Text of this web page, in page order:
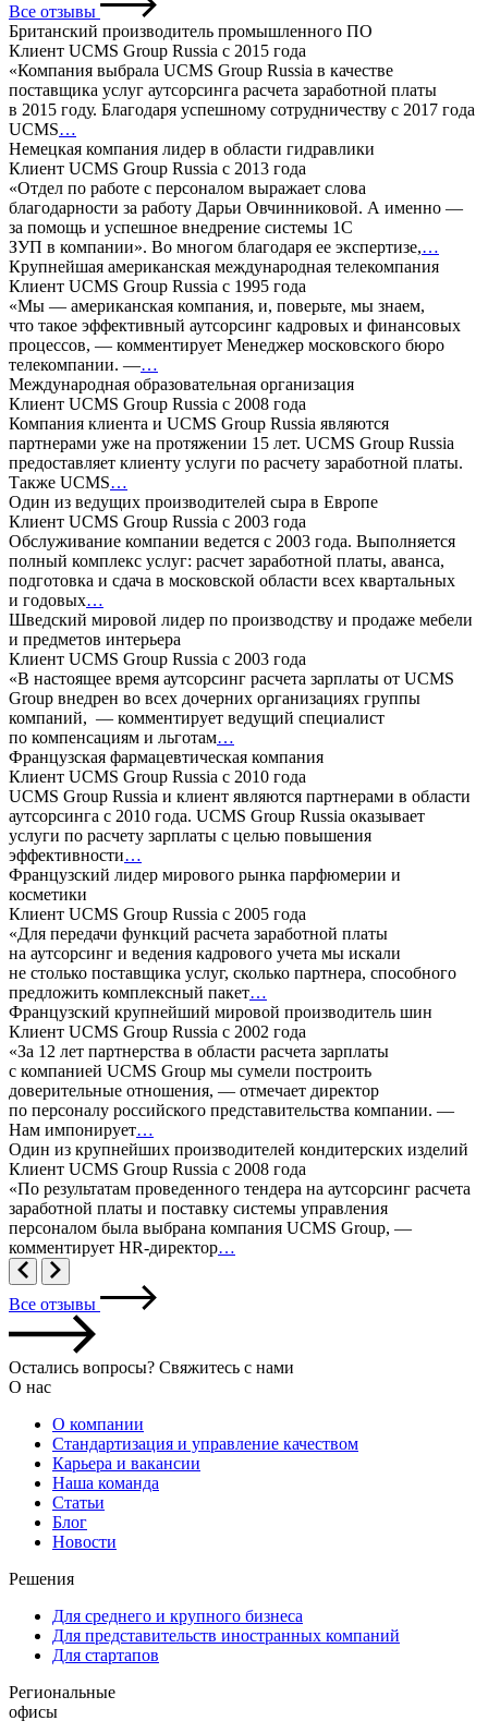
Все отзывы
Британский производитель промышленного ПО
Клиент UCMS Group Russia с 2015 года
«Компания выбрала UCMS Group Russia в качестве
поставщика услуг аутсорсинга расчета заработной платы
в 2015 году. Благодаря успешному сотрудничеству с 2017 года
UCMS…
Немецкая компания лидер в области гидравлики
Клиент UCMS Group Russia с 2013 года
«Отдел по работе с персоналом выражает слова
благодарности за работу Дарьи Овчинниковой. А именно —
за помощь и успешное внедрение системы 1С
ЗУП в компании». Во многом благодаря ее экспертизе,…
Крупнейшая американская международная телекомпания
Клиент UCMS Group Russia с 1995 года
«Мы — американская компания, и, поверьте, мы знаем,
что такое эффективный аутсорсинг кадровых и финансовых
процессов, — комментирует Менеджер московского бюро
телекомпании. —…
Международная образовательная организация
Клиент UCMS Group Russia с 2008 года
Компания клиента и UCMS Group Russia являются
партнерами уже на протяжении 15 лет. UCMS Group Russia
предоставляет клиенту услуги по расчету заработной платы.
Также UCMS…
Один из ведущих производителей сыра в Европе
Клиент UCMS Group Russia с 2003 года
Обслуживание компании ведется с 2003 года. Выполняется
полный комплекс услуг: расчет заработной платы, аванса,
подготовка и сдача в московской области всех квартальных
и годовых…
Шведский мировой лидер по производству и продаже мебели
и предметов интерьера
Клиент UCMS Group Russia с 2003 года
«В настоящее время аутсорсинг расчета зарплаты от UCMS
Group внедрен во всех дочерних организациях группы
компаний, — комментирует ведущий специалист
по компенсациям и льготам…
Французская фармацевтическая компания
Клиент UCMS Group Russia с 2010 года
UCMS Group Russia и клиент являются партнерами в области
аутсорсинга с 2010 года. UCMS Group Russia оказывает
услуги по расчету зарплаты с целью повышения
эффективности…
Французский лидер мирового рынка парфюмерии и
косметики
Клиент UCMS Group Russia с 2005 года
«Для передачи функций расчета заработной платы
на аутсорсинг и ведения кадрового учета мы искали
не столько поставщика услуг, сколько партнера, способного
предложить комплексный пакет…
Французский крупнейший мировой производитель шин
Клиент UCMS Group Russia с 2002 года
«За 12 лет партнерства в области расчета зарплаты
с компанией UCMS Group мы сумели построить
доверительные отношения, — отмечает директор
по персоналу российского представительства компании. —
Нам импонирует…
Один из крупнейших производителей кондитерских изделий
Клиент UCMS Group Russia с 2008 года
«По результатам проведенного тендера на аутсорсинг расчета
заработной платы и поставку системы управления
персоналом была выбрана компания UCMS Group, —
комментирует HR-директор…
Все отзывы
Остались вопросы? Свяжитесь с нами
О нас
О компании
Стандартизация и управление качеством
Карьера и вакансии
Наша команда
Статьи
Блог
Новости
Решения
Для среднего и крупного бизнеса
Для представительств иностранных компаний
Для стартапов
Региональные
офисы